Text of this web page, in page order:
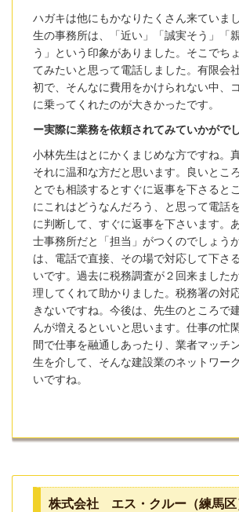
ハガキは他にもかなりたくさん来ていま
生の事務所は、「近い」「誠実そう」「
う」という印象がありました。そこでち
てみたいと思って電話しました。有限会
初で、そんなに費用をかけられない中、
に乗ってくれたのが大きかったです。
ー実際に業務を依頼されてみていかがでし
小林先生はとにかくまじめな方ですね。
それに温和な方だと思います。良いとこ
とでも相談するとすぐに返事を下さると
にこれはどうなんだろう、と思って電話
に判断して、すぐに返事を下さいます。
士事務所だと「担当」がつくのでしょう
は、電話で直接、その場で対応して下さ
いです。過去に税務調査が２回来ました
理してくれて助かりました。税務署の対
きないですね。今後は、先生のところで
んが増えるといいと思います。仕事の忙
間で仕事を融通しあったり、業者マッチ
生を介して、そんな建設業のネットワー
いですね。
株式会社 エス・クルー（練馬区